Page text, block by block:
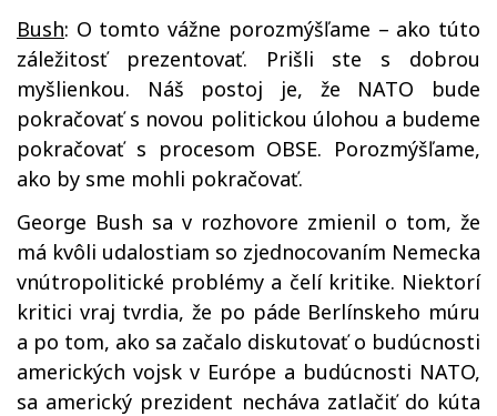
Bush: O tomto vážne porozmýšľame – ako túto
záležitosť prezentovať. Prišli ste s dobrou
myšlienkou. Náš postoj je, že NATO bude
pokračovať s novou politickou úlohou a budeme
pokračovať s procesom OBSE. Porozmýšľame,
ako by sme mohli pokračovať.
George Bush sa v rozhovore zmienil o tom, že
má kvôli udalostiam so zjednocovaním Nemecka
vnútropolitické problémy a čelí kritike. Niektorí
kritici vraj tvrdia, že po páde Berlínskeho múru
a po tom, ako sa začalo diskutovať o budúcnosti
amerických vojsk v Európe a budúcnosti NATO,
sa americký prezident necháva zatlačiť do kúta